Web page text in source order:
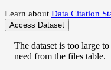
Learn about Data Citation
Access Dataset
The dataset is too large
need from the files table.